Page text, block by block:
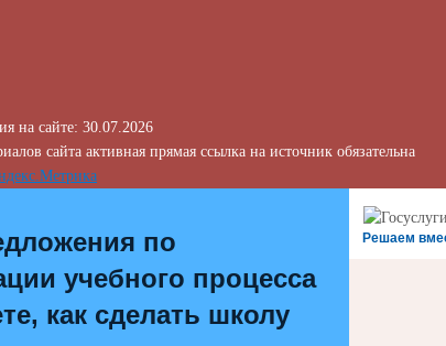
на сайте: 30.07.2026
сайта активная прямая ссылка на источник обязательна
Решаем
по
учебного процесса
как сделать школу